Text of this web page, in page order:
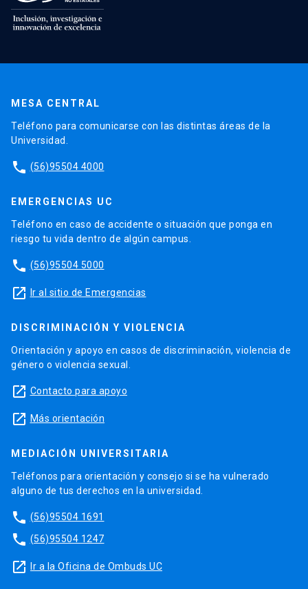
MESA CENTRAL
Teléfono para comunicarse con las distintas áreas de la
Universidad.
phone (56)95504 4000
EMERGENCIAS UC
Teléfono en caso de accidente o situación que ponga en
riesgo tu vida dentro de algún campus.
phone (56)95504 5000
launch Ir al sitio de Emergencias
DISCRIMINACIÓN Y VIOLENCIA
Orientación y apoyo en casos de discriminación, violencia de
género o violencia sexual.
launch Contacto para apoyo
launch Más orientación
MEDIACIÓN UNIVERSITARIA
Teléfonos para orientación y consejo si se ha vulnerado
alguno de tus derechos en la universidad.
phone (56)95504 1691
phone (56)95504 1247
launch Ir a la Oficina de Ombuds UC